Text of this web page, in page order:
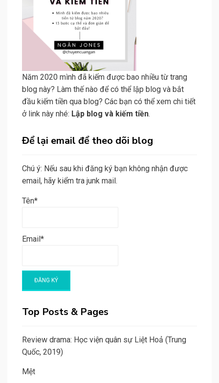
Năm 2020 mình đã kiếm được bao nhiều từ trang
blog này? Làm thế nào để có thể lập blog và bắt
đầu kiếm tiền qua blog? Các bạn có thể xem chi tiết
ở link này nhé: Lập blog và kiếm tiền.
Để lại email để theo dõi blog
Chú ý: Nếu sau khi đăng ký bạn không nhận được
email, hãy kiểm tra junk mail.
Tên*
Email*
Top Posts & Pages
Review drama: Học viện quân sự Liệt Hoả (Trung
Quốc, 2019)
Mệt